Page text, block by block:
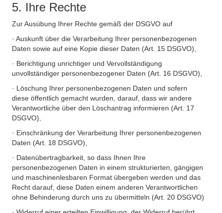
5. Ihre Rechte
Zur Ausübung Ihrer Rechte gemäß der DSGVO auf
· Auskunft über die Verarbeitung Ihrer personenbezogenen
Daten sowie auf eine Kopie dieser Daten (Art. 15 DSGVO),
· Berichtigung unrichtiger und Vervollständigung
unvollständiger personenbezogener Daten (Art. 16 DSGVO),
· Löschung Ihrer personenbezogenen Daten und sofern
diese öffentlich gemacht wurden, darauf, dass wir andere
Verantwortliche über den Löschantrag informieren (Art. 17
DSGVO),
· Einschränkung der Verarbeitung Ihrer personenbezogenen
Daten (Art. 18 DSGVO),
· Datenübertragbarkeit, so dass Ihnen Ihre
personenbezogenen Daten in einem strukturierten, gängigen
und maschinenlesbaren Format übergeben werden und das
Recht darauf, diese Daten einem anderen Verantwortlichen
ohne Behinderung durch uns zu übermitteln (Art. 20 DSGVO)